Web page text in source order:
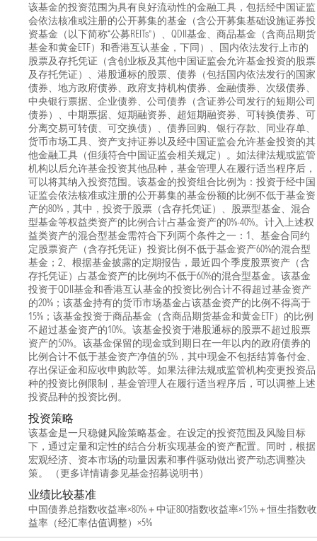
该基金的投资范围为具有良好流动性的金融工具，包括经中国证监
会依法核准或注册的公开募集的基金（含公开募集基础设施证券投
资基金（以下简称“公募REITs”）、QDII基金、商品基金（含商品期货
基金和黄金ETF）和香港互认基金，下同）、国内依法发行上市的
股票及存托凭证（含创业板及其他中国证监会允许基金投资的股票
及存托凭证）、港股通标的股票、债券（包括国内依法发行的国家
债券、地方政府债券、政府支持机构债券、金融债券、次级债券、
中央银行票据、企业债券、公司债券（含证券公司发行的短期公司
债券）、中期票据、短期融资券、超短期融资券、可转换债券、可
分离交易可转债、可交换债）、债券回购、银行存款、同业存单、
货币市场工具、资产支持证券以及经中国证监会允许基金投资的其
他金融工具（但须符合中国证监会相关规定）。如法律法规或监管
机构以后允许基金投资其他品种，基金管理人在履行适当程序后，
可以将其纳入投资范围。该基金的投资组合比例为：投资于经中国
证监会依法核准或注册的公开募集的基金份额的比例不低于基金资
产的80%，其中，投资于股票（含存托凭证）、股票型基金、混合
型基金等权益类资产的比例合计占基金资产的0%-40%。计入上述权
益类资产的混合型基金需符合下列两个条件之一：1、基金合同约
定股票资产（含存托凭证）投资比例不低于基金资产60%的混合型
基金；2、根据基金披露的定期报告，最近四个季度股票资产（含
存托凭证）占基金资产的比例均不低于60%的混合型基金。该基金
投资于QDII基金和香港互认基金的投资比例合计不得超过基金资产
的20%；该基金持有的货币市场基金占该基金资产的比例不得高于
15%；该基金投资于商品基金（含商品期货基金和黄金ETF）的比例
不超过基金资产的10%。该基金投资于港股通标的股票不超过股票
资产的50%。该基金保留的现金或到期日在一年以内的政府债券的
比例合计不低于基金资产净值的5%，其中现金不包括结算备付金、
存出保证金和应收申购款等。如果法律法规或监管机构变更投资品
种的投资比例限制，基金管理人在履行适当程序后，可以调整上述
投资品种的投资比例。
投资策略
该基金是一只稳健风险策略基金。在设定的投资范围及风险目标
下，通过定量和定性的结合分析实现基金的资产配置。同时，根据
宏观经济、资本市场的动量因素和事件驱动做出资产动态调整决
策。 （更多详情请参见基金招募说明书）
业绩比较基准
中国债券总指数收益率×80%＋中证800指数收益率×15%＋恒生指数收
益率（经汇率估值调整）×5%